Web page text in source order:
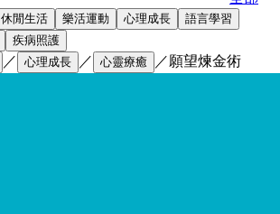
休閒生活 樂活運動 心理成長
語言學習
疾病照護
／ 心理成長 ／ 心靈療癒 ／願望煉金術